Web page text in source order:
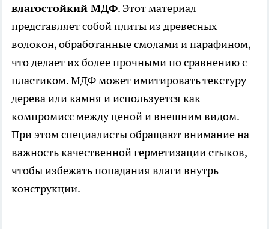
влагостойкий МДФ. Этот материал
представляет собой плиты из древесных
волокон, обработанные смолами и парафином,
что делает их более прочными по сравнению с
пластиком. МДФ может имитировать текстуру
дерева или камня и используется как
компромисс между ценой и внешним видом.
При этом специалисты обращают внимание на
важность качественной герметизации стыков,
чтобы избежать попадания влаги внутрь
конструкции.